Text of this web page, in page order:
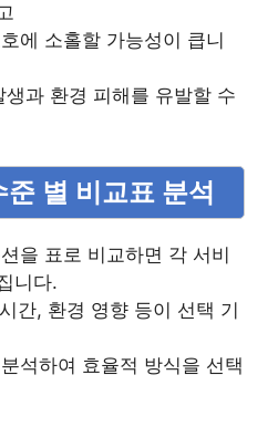
에 소홀할 가능성이 큽니
과 환경 피해를 유발할 수
별 비교표 분석
을 표로 비교하면 각 서비
니다.
간, 환경 영향 등이 선택 기
석하여 효율적 방식을 선택